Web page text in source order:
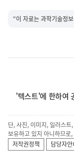
“이 자료는 과학기술정
'텍스트'에 한하여
단, 사진, 이미지, 일러스
보유하고 있지 아니하므로
저작권정책
담당자안